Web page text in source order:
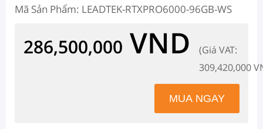
Mã Sản Phẩm: LEADTEK-RTXPRO6000-96GB-WS
286,500,000 VND
(Giá VAT:
309,420,000